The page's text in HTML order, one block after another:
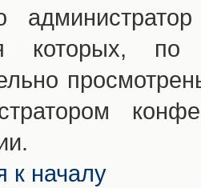
которых,
к началу